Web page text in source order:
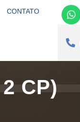
CONTATO
CP)